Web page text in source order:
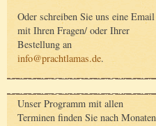
Oder schreiben Sie uns eine Email
mit Ihren Fragen/ oder Ihrer
Bestellung an
info@prachtlamas.de.
Unser Programm mit allen
Terminen finden Sie nach Monaten